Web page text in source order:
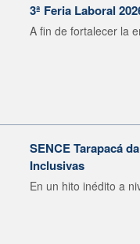
3ª Feria Laboral
A fin de fortalecer la
SENCE Tarapacá
Inclusivas
En un hito inédito a